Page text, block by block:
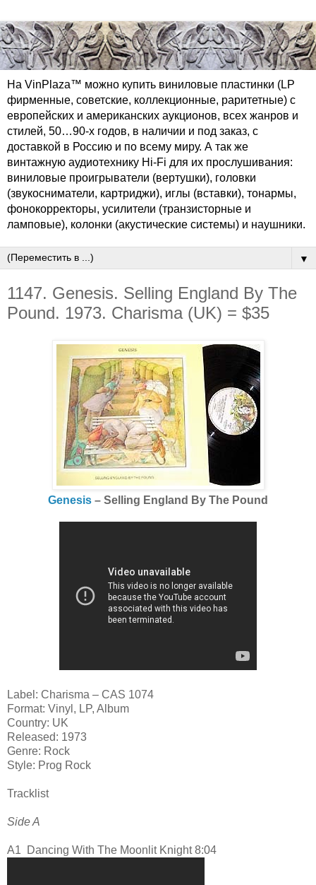
На VinPlaza™ можно купить виниловые пластинки (LP
фирменные, советские, коллекционные, раритетные) с
европейских и американских аукционов, всех жанров и
стилей, 50…90-х годов, в наличии и под заказ, с
доставкой в Россию и по всему миру. А так же
винтажную аудиотехнику Hi-Fi для их прослушивания:
виниловые проигрыватели (вертушки), головки
(звукосниматели, картриджи), иглы (вставки), тонармы,
фонокорректоры, усилители (транзисторные и
ламповые), колонки (акустические системы) и наушники.
▼
1147. Genesis. Selling England By The
Pound. 1973. Charisma (UK) = $35
Genesis ‎– Selling England By The Pound
Label: Charisma ‎– CAS 1074
Format: Vinyl, LP, Album
Country: UK
Released: 1973
Genre: Rock
Style: Prog Rock
Tracklist
Side A
A1 Dancing With The Moonlit Knight 8:04